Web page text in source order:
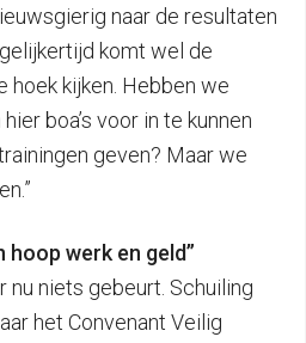
naar de resultaten
komt wel de
kijken. Hebben we
boa’s voor in te kunnen
geven? Maar we
werk en geld”
nu niets gebeurt. Schuiling
het Convenant Veilig